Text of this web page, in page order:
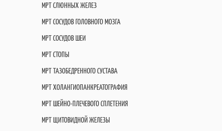
МРТ СЛЮННЫХ ЖЕЛЕЗ
МРТ СОСУДОВ ГОЛОВНОГО МОЗГА
МРТ СОСУДОВ ШЕИ
МРТ СТОПЫ
МРТ ТАЗОБЕДРЕННОГО СУСТАВА
МРТ ХОЛАНГИОПАНКРЕАТОГРАФИЯ
МРТ ШЕЙНО-ПЛЕЧЕВОГО СПЛЕТЕНИЯ
МРТ ЩИТОВИДНОЙ ЖЕЛЕЗЫ